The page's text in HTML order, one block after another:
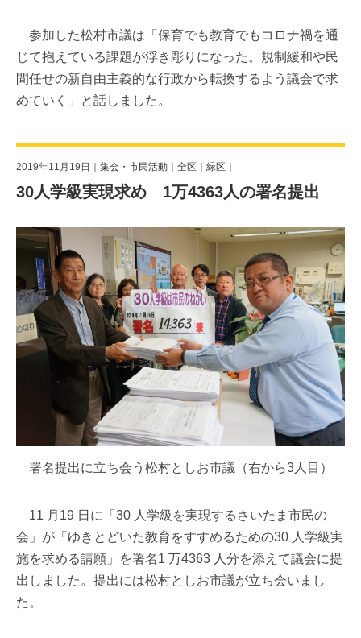
参加した松村市議は「保育でも教育でもコロナ禍を通
じて抱えている課題が浮き彫りになった。規制緩和や民
間任せの新自由主義的な行政から転換するよう議会で求
めていく」と話しました。
2019年11月19日｜ 集会・市民活動 全区 緑区
30人学級実現求め 1万4363人の署名提出
署名提出に立ち会う松村としお市議（右から3人目）
11 月19 日に「30 人学級を実現するさいたま市民の
会」が「ゆきとどいた教育をすすめるための30 人学級実
施を求める請願」を署名1 万4363 人分を添えて議会に提
出しました。提出には松村としお市議が立ち会いまし
た。